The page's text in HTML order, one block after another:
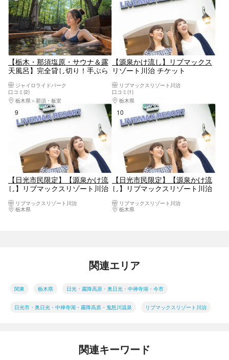
【栃木・那須塩原・サウナ＆露
天風呂】完全貸し切り！手ぶら
覚！日帰りで楽しめる最高なサ
ウナと露天風呂
ジャイロライドパーク
口コミ(2)
栃木県
那須・板室
【源泉かけ流し】リブマックス
リゾート川治 チケット
リブマックスリゾート川治
口コミ(1)
栃木県
9位
【日光市民限定】【源泉かけ流
し】リブマックスリゾート川治
リブマックスリゾート川治
栃木県
日光・霧降高原・奥日光・中禅寺湖・今市
10位
【日光市民限定】【源泉かけ流
し】リブマックスリゾート川治
ル）リブマックスリゾート川治
栃木県
関連エリア
関東 栃木県 日光・霧降高原・奥日光・中禅寺湖・今市
日光市・奥日光・中禅寺湖・霧降高原・鬼怒川温泉 リブマックスリゾート川治
関連キーワード